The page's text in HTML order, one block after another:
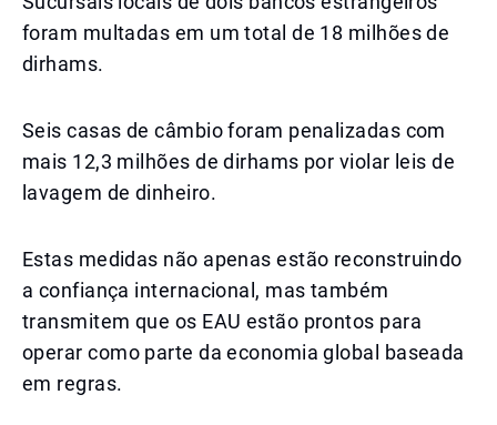
foram multadas em um total de 18 milhões de
dirhams.
Seis casas de câmbio foram penalizadas com
mais 12,3 milhões de dirhams por violar leis de
lavagem de dinheiro.
Estas medidas não apenas estão reconstruindo
a confiança internacional, mas também
transmitem que os EAU estão prontos para
operar como parte da economia global baseada
em regras.